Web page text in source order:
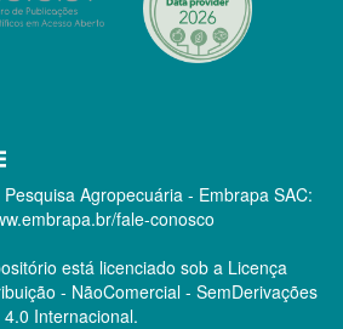
Agropecuária - Embrapa SAC:
fale-conosco
está licenciado sob a Licença
- NãoComercial - SemDerivações
4.0 Internacional.